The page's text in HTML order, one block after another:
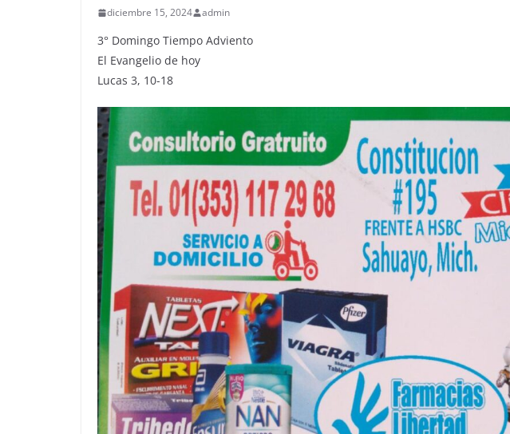
diciembre 15, 2024 admin
3° Domingo Tiempo Adviento
El Evangelio de hoy
Lucas 3, 10-18